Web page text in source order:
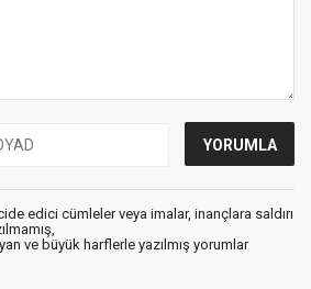
edici cümleler veya imalar, inançlara saldırı
ve büyük harflerle yazılmış yorumlar